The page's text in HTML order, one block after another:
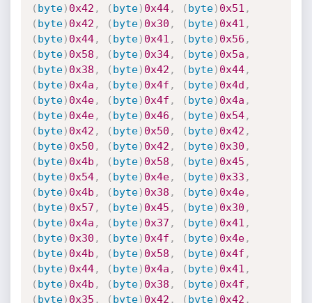
( byte) 0x42 , ( byte) 0x44, ( byte) 0x51 ,
( byte) 0x42 , ( byte) 0x30 , ( byte) 0x41 ,
( byte) 0x44, ( byte) 0x41 , ( byte) 0x56 ,
( byte) 0x58 , ( byte) 0x34, ( byte) 0x5a ,
( byte) 0x38 , ( byte) 0x42 , ( byte) 0x44,
( byte) 0x4a , ( byte) 0x4f , ( byte) 0x4d ,
( byte) 0x4e, ( byte) 0x4f , ( byte) 0x4a ,
( byte) 0x4e, ( byte) 0x46 , ( byte) 0x54,
( byte) 0x42 , ( byte) 0x50 , ( byte) 0x42 ,
( byte) 0x50 , ( byte) 0x42 , ( byte) 0x30 ,
( byte) 0x4b , ( byte) 0x58 , ( byte) 0x45 ,
( byte) 0x54, ( byte) 0x4e, ( byte) 0x33 ,
( byte) 0x4b , ( byte) 0x38 , ( byte) 0x4e,
( byte) 0x57 , ( byte) 0x45 , ( byte) 0x30 ,
( byte) 0x4a , ( byte) 0x37 , ( byte) 0x41 ,
( byte) 0x30 , ( byte) 0x4f , ( byte) 0x4e,
( byte) 0x4b , ( byte) 0x58 , ( byte) 0x4f ,
( byte) 0x44, ( byte) 0x4a , ( byte) 0x41 ,
( byte) 0x4b , ( byte) 0x38 , ( byte) 0x4f ,
( byte) 0x35 , ( byte) 0x42 , ( byte) 0x42 ,